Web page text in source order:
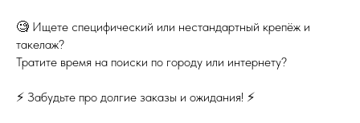
🧐 Ищете специфический или нестандартный крепёж и
такелаж?
Тратите время на поиски по городу или интернету?
⚡️ Забудьте про долгие заказы и ожидания! ⚡️